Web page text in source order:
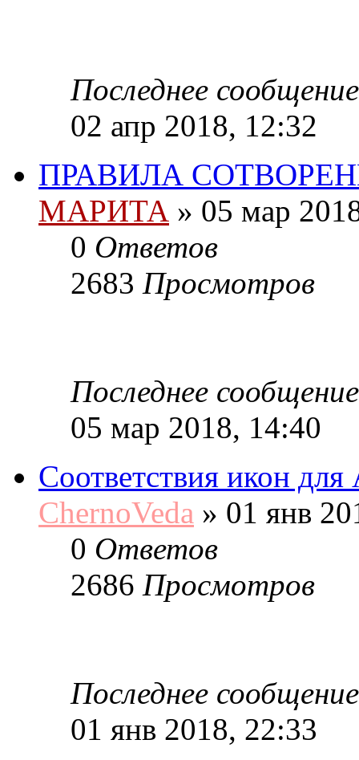
Последнее сообщение
02 апр 2018, 12:32
ПРАВИЛА
МАРИТА » 05 мар
0 Ответов
2683 Просмотров
Последнее сообщение
05 мар 2018, 14:40
Соответствия икон
ChernoVeda » 01 янв
0 Ответов
2686 Просмотров
Последнее сообщение
01 янв 2018, 22:33